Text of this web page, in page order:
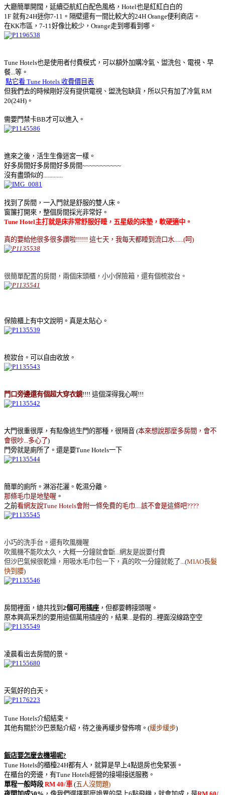
大廳簡單開闊，延續亞航紅白配色風格，Hotel也是紅紅白白的
1F 就有24H迷你7-11。隔壁還有一間比較大的24H Orange便利商店。
在KK市區，7-11好像比較少，Orange走到哪看到哪。
Tune Hotels也是使用者付費模式，可以額外加購冷氣、盥洗包、電視、早
餐...等。
點它看 Tune Hotels 收費價目表
但我們去的時候剛好沒有提供電視、盥洗包缺貨，所以只有加了冷氣 RM
20(24H)。
需要門禁卡BB才可以進入。
進來之後，活生生像迷宮一樣。
好多房間好多房間好多房間~~~~~~~~~~~
沒有盡頭似的.............
找到了房間，一入門就是舒服的雙人床。
窗簾打開來，整個房間採光非常好。
Tune Hotel主打就是床非常舒服好睡，五星級的床墊，軟硬適中。
真的要給他很多很多讚啦!!!!!! 這七天，我每天都睡到流口水......(呵)
很簡單配置的房間，兩個床頭櫃，小小保險箱，還有個梳妝台。
保險櫃上有中文說明。真是太貼心。
梳妝台。可以自由收放。
門口旁邊還有個超大穿衣鏡!!!! 這個深得我心啊!!!
大門很重很厚，有點像逃生門的那種，很隔音 (本來想說那麼多房間，會不
會很吵...多心了)
門旁就是廁所了。還是要Tune Hotels一下
簡單的廁所。淋浴花灑。乾濕分離。
那條毛巾是地墊喔 。
之前看網友說Tune Hotels會附一條免費的毛巾....該不會是這條吧????
小巧的洗手台。還有吹風機喔
吹風機不能吹太久，大概一分鐘就會斷...網友是說要付費
但沙巴氣候很乾燥，用吸水毛巾包一下，真的吹一分鐘就乾了...(MIAO長髮
快到腰)
房間裡面，總共找到 2個可用插座，但都要轉接頭喔。
原本興高采烈的要用這個萬用插座的，結果...是假的...裡面沒線路空空
凌晨看出去房間的景。
天氣好的白天。
Tune Hotels介紹結束。
其他有關於沙巴景點介紹，待之後再緩步發佈唷。(緩步緩步)
飯店要怎麼去機場呢?
Tune Hotels的櫃檯24H都有人，就算是早上4點退房也免緊張。
在櫃台的旁邊，有Tune Hotels經營的接場接送服務。
單程一般時段 RM 40/車(五人沒問題)